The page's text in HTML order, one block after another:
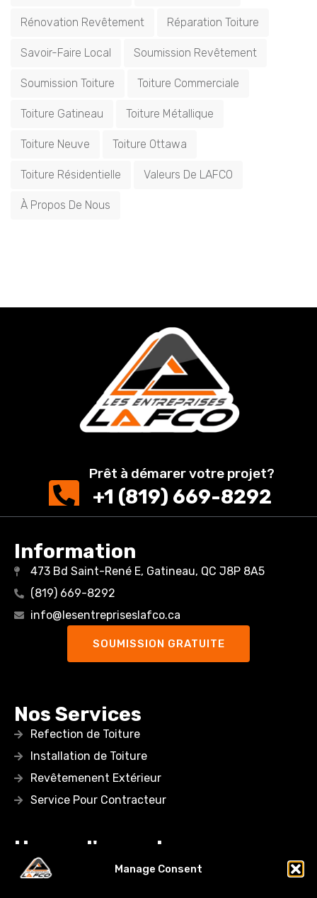
Manage Consent
Rénovation Revêtement Réparation Toiture
Savoir-Faire Local Soumission Revêtement
Soumission Toiture Toiture Commerciale
Toiture Gatineau Toiture Métallique
Toiture Neuve Toiture Ottawa
Toiture Résidentielle Valeurs De LAFCO
À Propos De Nous
Prêt à démarer votre projet?
+1 (819) 669-8292
Information
473 Bd Saint-René E, Gatineau, QC J8P 8A5
(819) 669-8292
info@lesentrepriseslafco.ca
SOUMISSION GRATUITE
Nos Services
Refection de Toiture
Installation de Toiture
Revêtemenent Extérieur
Service Pour Contracteur
Heure d'ouverture
Lundi: 08:00AM – 05:00 PM